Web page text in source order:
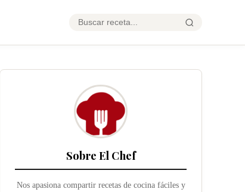
Sobre El Chef
Nos apasiona compartir recetas de cocina fáciles y